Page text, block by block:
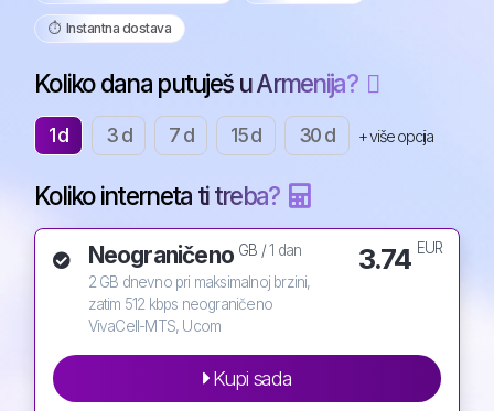
⏱️️ Instantna dostava
Koliko dana putuješ u Armenija?
1 d 3 d 7 d 15 d 30 d + više opcija
Koliko interneta ti treba?
Neograničeno GB /1 dan
2 GB dnevno pri maksimalnoj brzini,
zatim 512 kbps neograničeno
VivaCell-MTS, Ucom
3.74 EUR
Kupi sada